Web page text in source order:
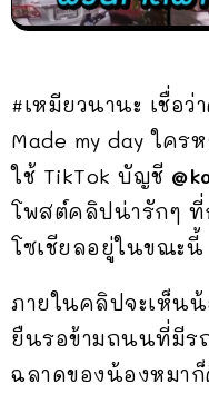
#เหมียวนานะ เชื่อ
Made my day ใค
ใช้ TikTok บัญชี
โพสต์คลิปน่ารักๆ ที่
โซเชียลอยู่ในขณะนี้
ภายในคลิปจะเห็น
ยืนรอข้ามถนนที่มีร
ฉลาดของน้องหมา